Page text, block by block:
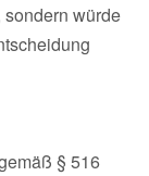
würde
§ 516